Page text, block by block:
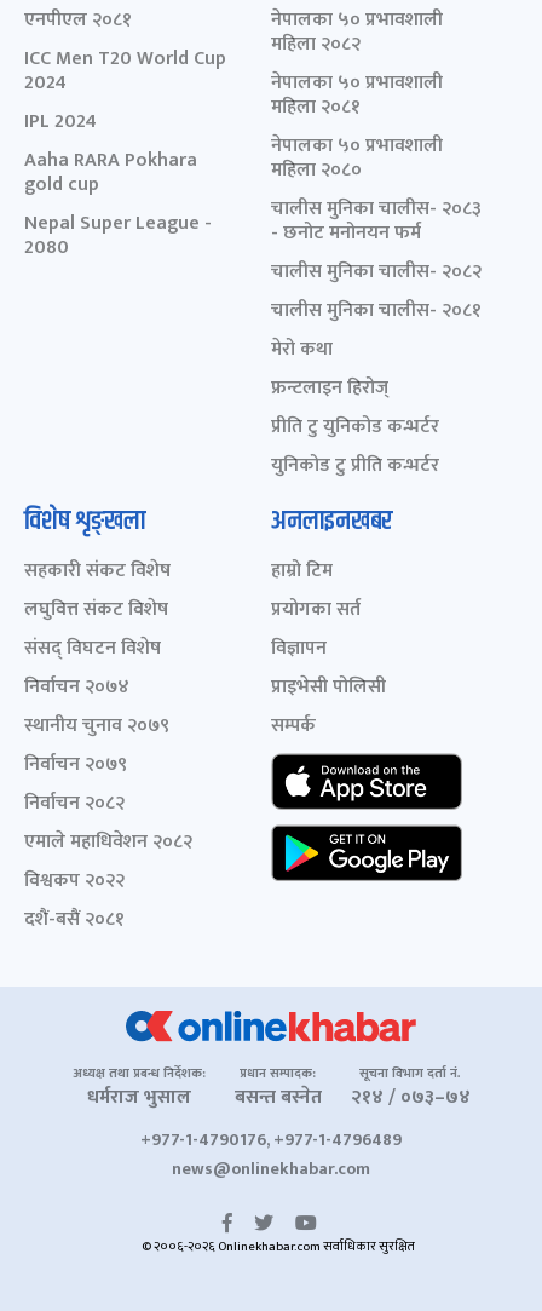
एनपीएल २०८१
ICC Men T20 World Cup
2024
IPL 2024
Aaha RARA Pokhara
gold cup
Nepal Super League -
2080
नेपालका ५० प्रभावशाली
महिला २०८२
नेपालका ५० प्रभावशाली
महिला २०८१
नेपालका ५० प्रभावशाली
महिला २०८०
चालीस मुनिका चालीस- २०८३
- छनोट मनोनयन फर्म
चालीस मुनिका चालीस- २०८२
चालीस मुनिका चालीस- २०८१
मेरो कथा
फ्रन्टलाइन हिरोज्
प्रीति टु युनिकोड कन्भर्टर
युनिकोड टु प्रीति कन्भर्टर
विशेष शृङ्खला
सहकारी संकट विशेष
लघुवित्त संकट विशेष
संसद् विघटन विशेष
निर्वाचन २०७४
स्थानीय चुनाव २०७९
निर्वाचन २०७९
निर्वाचन २०८२
एमाले महाधिवेशन २०८२
विश्वकप २०२२
दशैं-बसैं २०८१
अनलाइनखबर
हाम्रो टिम
प्रयोगका सर्त
विज्ञापन
प्राइभेसी पोलिसी
सम्पर्क
अध्यक्ष तथा प्रबन्ध निर्देशक:
धर्मराज भुसाल
प्रधान सम्पादक:
बसन्त बस्नेत
सूचना विभाग दर्ता नं.
२१४ / ०७३–७४
+977-1-4790176, +977-1-4796489
news@onlinekhabar.com
© २००६-२०२६ Onlinekhabar.com सर्वाधिकार सुरक्षित